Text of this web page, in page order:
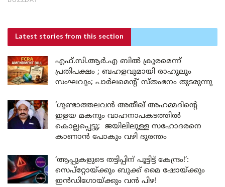
Latest stories from this section
എഫ്.സി.ആർ.എ ബിൽ ക്രൂരമെന്ന്
പ്രതിപക്ഷം ; ബഹളവുമായി രാഹുലും
സംഘവും; പാർലമെന്റ് സ്തംഭനം തുടരുന്നു
‘ഗുണ്ടാത്തലവൻ അതീഖ് അഹമ്മദിന്റെ
ഇളയ മകനും വാഹനാപകടത്തിൽ
കൊല്ലപ്പെട്ടു; ജയിലിലുള്ള സഹോദരനെ
കാണാൻ പോകും വഴി ദുരന്തം
‘ആപ്പുകളുടെ തട്ടിപ്പിന് പൂട്ടിട്ട് കേന്ദ്രം!’:
സെപ്റ്റോയ്ക്കും ബുക്ക് മൈ ഷോയ്ക്കും
ഇൻഡിഗോയ്ക്കും വൻ പിഴ!